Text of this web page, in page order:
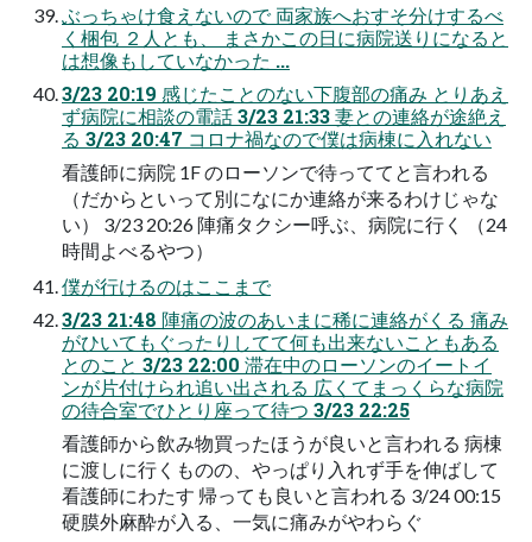
ぶっちゃけ食えないので 両家族へおすそ分けするべ
く梱包 ２人とも、 まさかこの日に病院送りになると
は想像もしていなかった ...
3/23 20:19 感じたことのない下腹部の痛み とりあえ
ず病院に相談の電話 3/23 21:33 妻との連絡が途絶え
る 3/23 20:47 コロナ禍なので僕は病棟に入れない
看護師に病院 1F のローソンで待っててと言われる
（だからといって別になにか連絡が来るわけじゃな
い） 3/23 20:26 陣痛タクシー呼ぶ、病院に行く （24
時間よべるやつ）
僕が行けるのはここまで
3/23 21:48 陣痛の波のあいまに稀に連絡がくる 痛み
がひいてもぐったりしてて何も出来ないこともある
とのこと 3/23 22:00 滞在中のローソンのイートイ
ンが片付けられ追い出される 広くてまっくらな病院
の待合室でひとり座って待つ 3/23 22:25
看護師から飲み物買ったほうが良いと言われる 病棟
に渡しに行くものの、やっぱり入れず手を伸ばして
看護師にわたす 帰っても良いと言われる 3/24 00:15
硬膜外麻酔が入る、一気に痛みがやわらぐ